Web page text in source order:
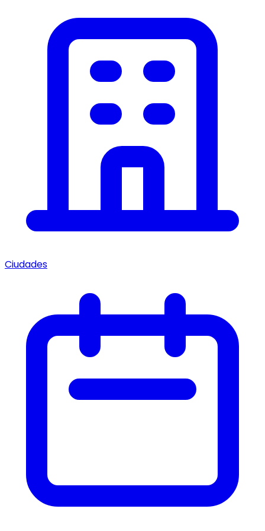
Ciudades